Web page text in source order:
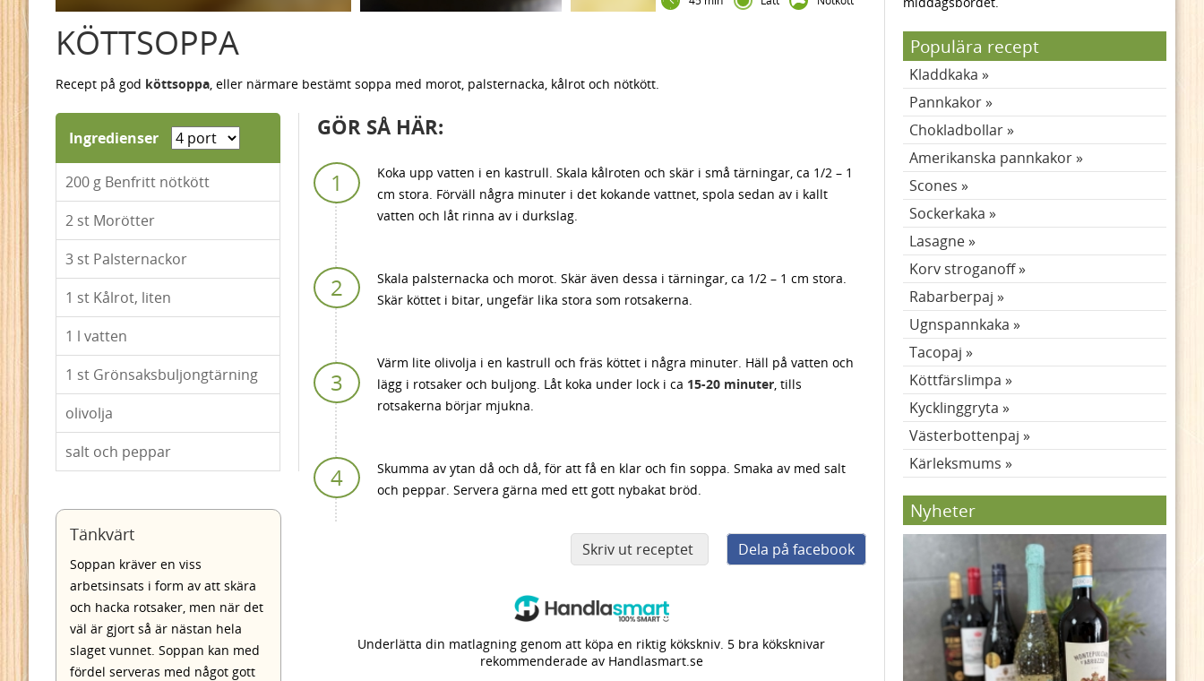
KÖTTSOPPA
Recept på god köttsoppa, eller närmare bestämt soppa med morot, palsternacka, kålrot och nötkött.
Ingredienser
200 g Benfritt nötkött
2 st Morötter
3 st Palsternackor
1 st Kålrot, liten
1 l vatten
1 st Grönsaksbuljongtärning
olivolja
salt och peppar
Tänkvärt
Soppan kräver en viss
arbetsinsats i form av att skära
och hacka rotsaker, men när det
väl är gjort så är nästan hela
slaget vunnet. Soppan kan med
fördel serveras med något gott
GÖR SÅ HÄR:
Koka upp vatten i en kastrull. Skala kålroten och skär i små tärningar, ca 1/2 – 1
cm stora. Förväll några minuter i det kokande vattnet, spola sedan av i kallt
vatten och låt rinna av i durkslag.
Skala palsternacka och morot. Skär även dessa i tärningar, ca 1/2 – 1 cm stora.
Skär köttet i bitar, ungefär lika stora som rotsakerna.
Värm lite olivolja i en kastrull och fräs köttet i några minuter. Häll på vatten och
lägg i rotsaker och buljong. Låt koka under lock i ca 15-20 minuter, tills
rotsakerna börjar mjukna.
Skumma av ytan då och då, för att få en klar och fin soppa. Smaka av med salt
och peppar. Servera gärna med ett gott nybakat bröd.
Skriv ut receptet Dela på facebook
Underlätta din matlagning genom att köpa en riktig kökskniv. 5 bra köksknivar
rekommenderade av Handlasmart.se
Populära recept
Kladdkaka
Pannkakor
Chokladbollar
Amerikanska pannkakor
Scones
Sockerkaka
Lasagne
Korv stroganoff
Rabarberpaj
Ugnspannkaka
Tacopaj
Köttfärslimpa
Kycklinggryta
Västerbottenpaj
Kärleksmums
Nyheter